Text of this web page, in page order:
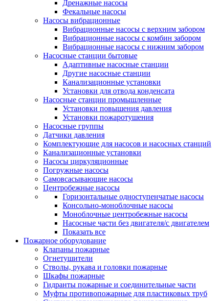
Дренажные насосы
Фекальные насосы
Насосы вибрационные
Вибрационные насосы с верхним забором
Вибрационные насосы с комбин забором
Вибрационные насосы с нижним забором
Насосные станции бытовые
Адаптивные насосные станции
Другие насосные станции
Канализационные установки
Установки для отвода конденсата
Насосные станции промышленные
Установки повышения давления
Установки пожаротушения
Насосные группы
Датчики давления
Комплектующие для насосов и насосных станций
Канализационные установки
Насосы циркуляционные
Погружные насосы
Самовсасывающие насосы
Центробежные насосы
Горизонтальные одноступенчатые насосы
Консольно-моноблочные насосы
Моноблочные центробежные насосы
Насосные части без двигателя/с двигателем
Показать все
Пожарное оборудование
Клапаны пожарные
Огнетушители
Стволы, рукава и головки пожарные
Шкафы пожарные
Гидранты пожарные и соединительные части
Муфты противопожарные для пластиковых труб